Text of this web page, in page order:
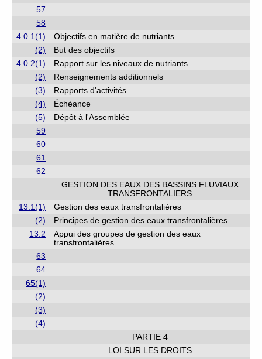
57
58
4.0.1(1)
Objectifs en matière de nutriants
(2)
But des objectifs
4.0.2(1)
Rapport sur les niveaux de nutriants
(2)
Renseignements additionnels
(3)
Rapports d'activités
(4)
Échéance
(5)
Dépôt à l'Assemblée
59
60
61
62
GESTION DES EAUX DES BASSINS FLUVIAUX
TRANSFRONTALIERS
13.1(1)
Gestion des eaux transfrontalières
(2)
Principes de gestion des eaux transfrontalières
13.2
Appui des groupes de gestion des eaux
transfrontalières
63
64
65(1)
(2)
(3)
(4)
PARTIE 4
LOI SUR LES DROITS